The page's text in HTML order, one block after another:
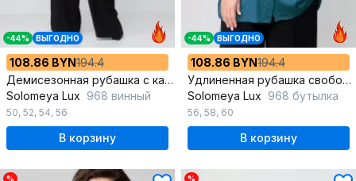
-44% ВЫГОДНО
108.86 BYN194.4
Демисезонная рубашка с карманом и спущенной линией плеч
Solomeya Lux 968 винный
50, 52, 54, 56
В корзину
-44% ВЫГОДНО
108.86 BYN194.4
Удлиненная рубашка свободного кроя из шёлка
Solomeya Lux 968 бутылка
56, 58, 60
В корзину
% %